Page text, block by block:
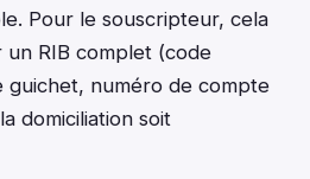
Pour le souscripteur, cela
RIB complet (code
guichet, numéro de compte
domiciliation soit